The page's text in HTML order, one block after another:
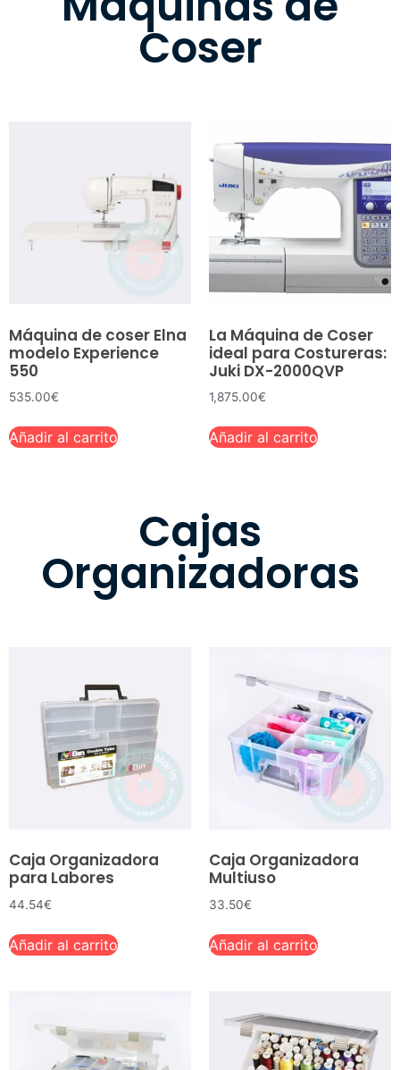
Coser
Máquina de coser Elna
modelo Experience
550
535.00€
Añadir al carrito
La Máquina de Coser
ideal para Costureras:
Juki DX-2000QVP
1,875.00€
Añadir al carrito
Cajas
Organizadoras
Caja Organizadora
para Labores
44.54€
Añadir al carrito
Caja Organizadora
Multiuso
33.50€
Añadir al carrito